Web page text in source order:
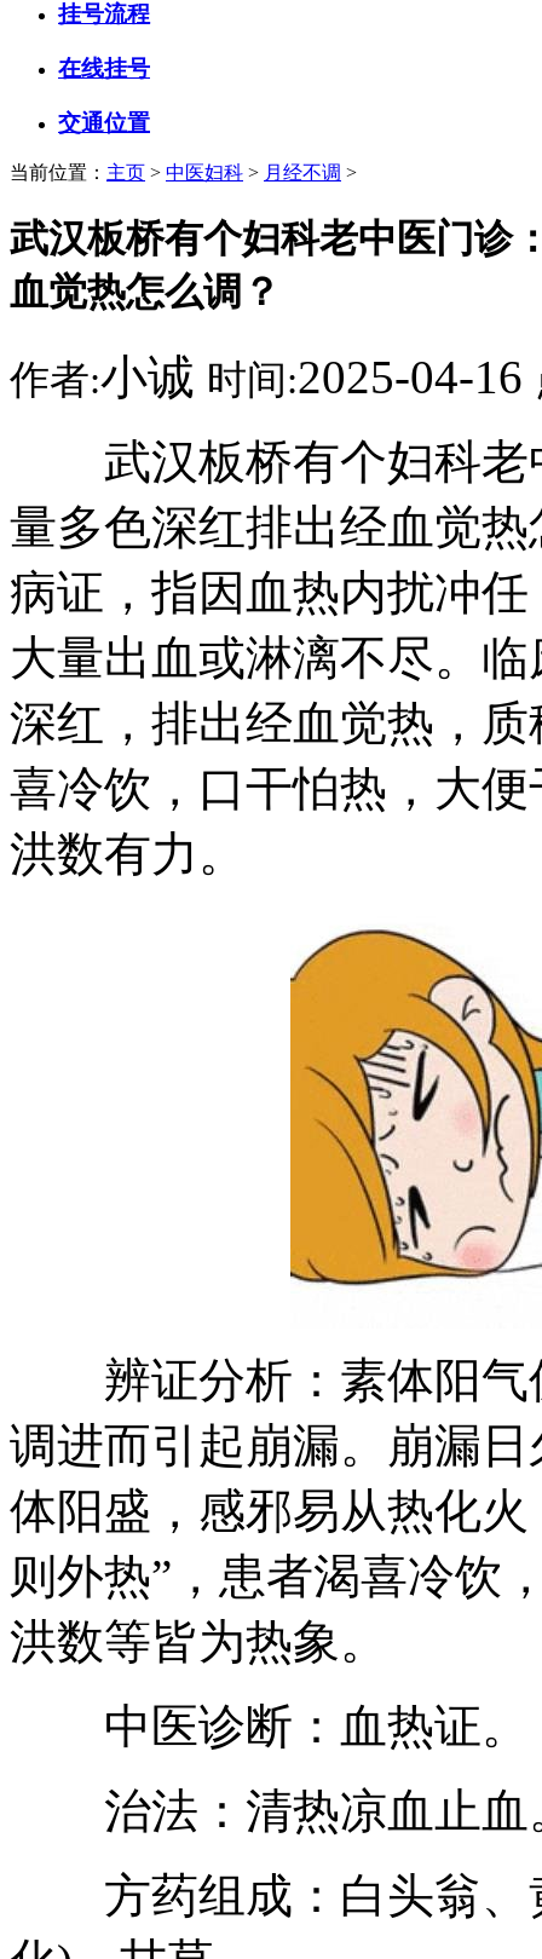
挂号流程
在线挂号
交通位置
当前位置： 主页 > 中医妇科 > 月经不调 >
武汉板桥有个妇科老中医门诊
血觉热怎么调？
作者:小诚 时间:2025-04-16
武汉板桥有个妇科老
量多色深红排出经血觉
病证，指因血热内扰冲
大量出血或淋漓不尽。
深红，排出经血觉热，
喜冷饮，口干怕热，大
洪数有力。
辨证分析：素体阳气
调进而引起崩漏。崩漏
体阳盛，感邪易从热化
则外热”，患者渴喜冷饮
洪数等皆为热象。
中医诊断：血热证。
治法：清热凉血止血
方药组成：白头翁、